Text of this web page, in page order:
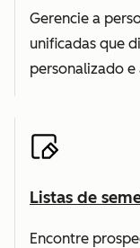
Gerencie a
unificadas que
personalizado e
Listas de
Encontre